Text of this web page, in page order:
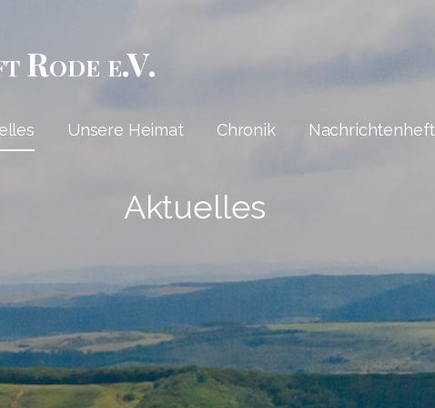
Rode e.V.
Unsere Heimat Chronik Nachrichtenheft
Aktuelles